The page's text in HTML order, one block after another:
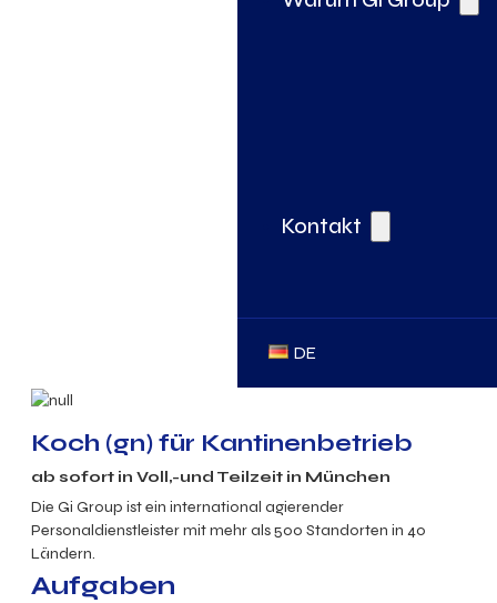
Kontakt
DE
Koch (gn) für Kantinenbetrieb
ab sofort in Voll,-und Teilzeit in München
Die Gi Group ist ein international agierender
Personaldienstleister mit mehr als 500 Standorten in 40
Ländern.
Aufgaben